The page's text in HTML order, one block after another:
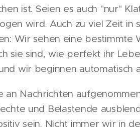
ist. Seien es auch "nur"
wird. Auch zu viel Zeit in
Wir sehen eine bestimmte
sie sind, wie perfekt ihr
wir beginnen automatisch
an Nachrichten
und Belastende
sein. Nicht immer wir in